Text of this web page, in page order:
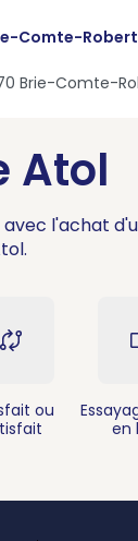
Comte-
Brie-Comte-
Atol
avec l'achat
ou
en